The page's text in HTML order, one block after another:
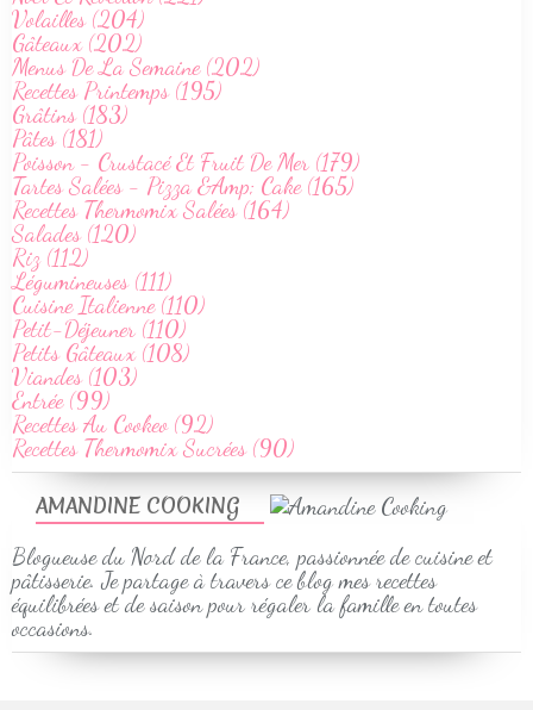
AMANDINE COOKING
Blogueuse du Nord de la France, passionnée de cuisine et
pâtisserie. Je partage à travers ce blog mes recettes
équilibrées et de saison pour régaler la famille en toutes
occasions.
Volailles (204)
Gâteaux (202)
Menus De La Semaine (202)
Recettes Printemps (195)
Grâtins (183)
Pâtes (181)
Poisson - Crustacé Et Fruit De Mer (179)
Tartes Salées - Pizza &Amp; Cake (165)
Recettes Thermomix Salées (164)
Salades (120)
Riz (112)
Légumineuses (111)
Cuisine Italienne (110)
Petit-Déjeuner (110)
Petits Gâteaux (108)
Viandes (103)
Entrée (99)
Recettes Au Cookeo (92)
Recettes Thermomix Sucrées (90)